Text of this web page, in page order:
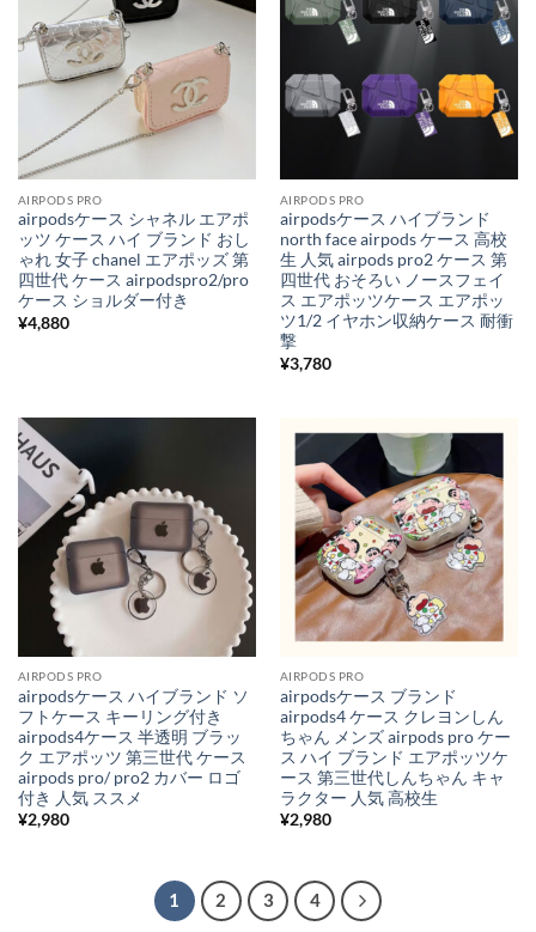
AIRPODS PRO
airpodsケース シャネル エアポ
ッツ ケース ハイ ブランド おし
ゃれ 女子 chanel エアポッズ 第
四世代 ケース airpodspro2/pro
ケース ショルダー付き
¥4,880
AIRPODS PRO
airpodsケース ハイブランド
north face airpods ケース 高校
生 人気 airpods pro2 ケース 第
四世代 おそろい ノースフェイ
ス エアポッツケース エアポッ
ツ1/2 イヤホン収納ケース 耐衝
撃
¥3,780
AIRPODS PRO
airpodsケース ハイブランド ソ
フトケース キーリング付き
airpods4ケース 半透明 ブラッ
ク エアポッツ 第三世代 ケース
airpods pro/ pro2 カバー ロゴ
付き 人気 ススメ
¥2,980
AIRPODS PRO
airpodsケース ブランド
airpods4 ケース クレヨンしん
ちゃん メンズ airpods pro ケー
ス ハイ ブランド エアポッツケ
ース 第三世代しんちゃん キャ
ラクター 人気 高校生
¥2,980
1 2 3 4